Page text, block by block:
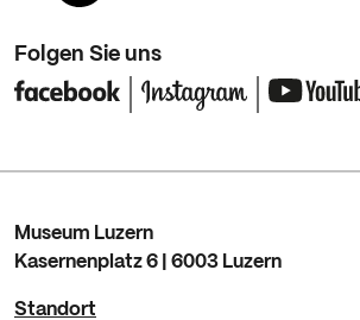
Folgen Sie uns
Museum Luzern
Kasernenplatz 6 | 6003 Luzern
Standort